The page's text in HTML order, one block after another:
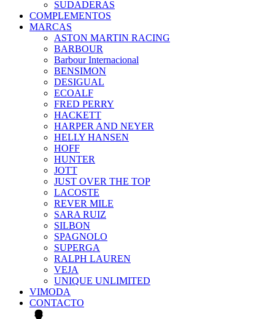
SUDADERAS
COMPLEMENTOS
MARCAS
ASTON MARTIN RACING
BARBOUR
Barbour Internacional
BENSIMON
DESIGUAL
ECOALF
FRED PERRY
HACKETT
HARPER AND NEYER
HELLY HANSEN
HOFF
HUNTER
JOTT
JUST OVER THE TOP
LACOSTE
REVER MILE
SARA RUIZ
SILBON
SPAGNOLO
SUPERGA
RALPH LAUREN
VEJA
UNIQUE UNLIMITED
VIMODA
CONTACTO